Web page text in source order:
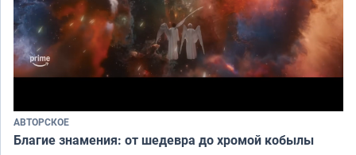
АВТОРСКОЕ
Благие знамения: от шедевра до хромой кобылы